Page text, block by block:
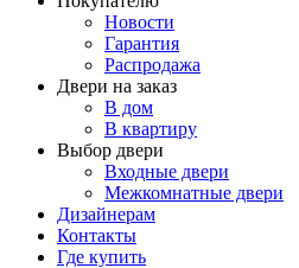
Новости
Гарантия
Распродажа
Двери на заказ
В дом
В квартиру
Выбор двери
Входные двери
Межкомнатные двери
Дизайнерам
Контакты
Где купить